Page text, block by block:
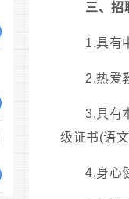
三、招
1.具有
2.热爱
3.具有
级证书(语
4.身心